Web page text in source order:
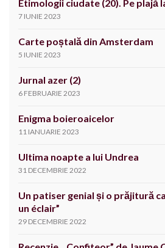
Etimologii ciudate (20). Pe plajă
7 IUNIE 2023
Carte poștală din Amsterdam
5 IUNIE 2023
Jurnal azer (2)
6 FEBRUARIE 2023
Enigma boieroaicelor
11 IANUARIE 2023
Ultima noapte a lui Undrea
31 DECEMBRIE 2022
Un patiser genial și o prăjitură
un éclair”
29 DECEMBRIE 2022